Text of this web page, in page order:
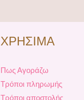
ΧΡΗΣΙΜΑ
Πως Αγοράζω
Τρόποι πληρωμής
Τρόποι αποστολής